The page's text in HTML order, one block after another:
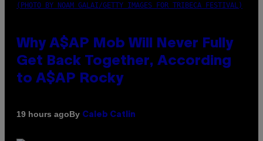
(PHOTO BY NOAM GALAI/GETTY IMAGES FOR TRIBECA FESTIVAL)
Why A$AP Mob Will Never Fully
Get Back Together, According
to A$AP Rocky
19 hours agoBy Caleb Catlin